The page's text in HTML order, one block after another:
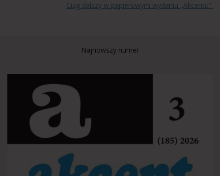
Ciąg dalszy w papierowym wydaniu „Akcentu”.
Najnowszy numer